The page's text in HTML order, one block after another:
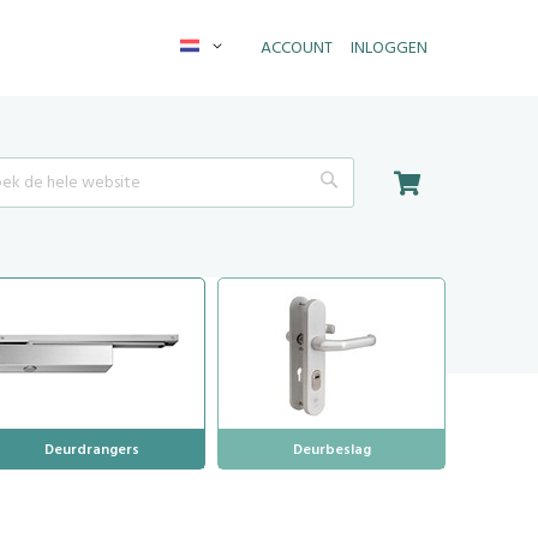
ACCOUNT INLOGGEN
Taal
Search
Deurdrangers Deurbeslag